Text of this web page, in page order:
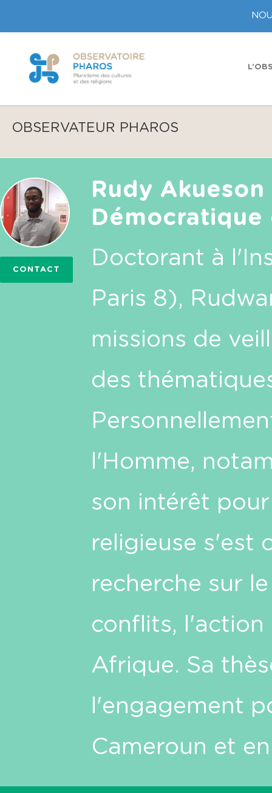
OBSERVATEUR PHAROS
CONTACT
Rudy
Démocratique
Doctorant à
Paris 8),
missions de
des
l'Homme,
son intérêt
religieuse s'est
recherche sur
conflits, l'action
Afrique. Sa
l'engagement
Cameroun et